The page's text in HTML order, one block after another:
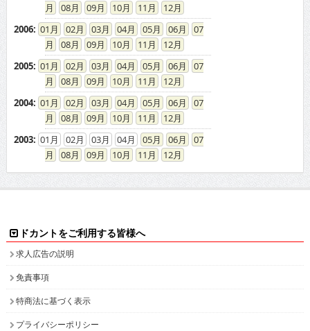
08
09 10 11
12
2006: 01 02 03 04 05 06
07
08
09 10 11
12
2005: 01 02 03 04 05 06
07
08
09 10 11
12
2004: 01 02 03 04 05 06
07
08
09 10 11
12
2003: 01 02 03 04 05 06
07
08
09 10 11 12
ドカントをご利用する皆様へ
求人広告の説明
免責事項
特商法に基づく表示
プライバシーポリシー